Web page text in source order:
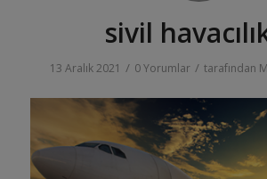
sivil
13 Aralık 2021 / 0 Yorumlar / tarafından